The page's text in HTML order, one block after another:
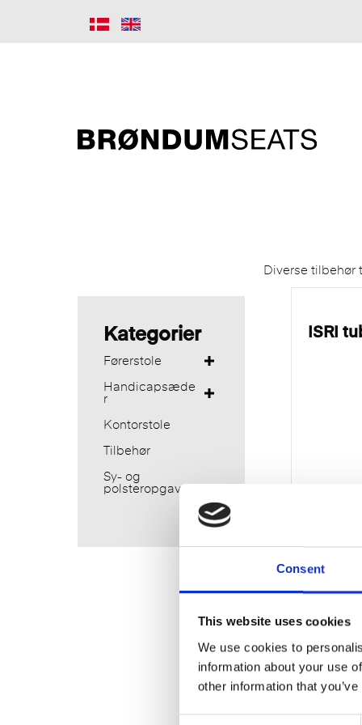
Consent
This website uses cookies
We use cookies to
information about your use
other information that
Diverse tilbehør
Kategorier
Førerstole
Handicapsæde
r
Kontorstole
Tilbehør
Sy- og
polsteropgaver
ISRI
æn –